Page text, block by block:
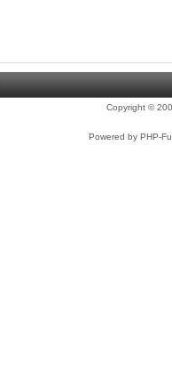
Copyright ©
Powered by PHP-